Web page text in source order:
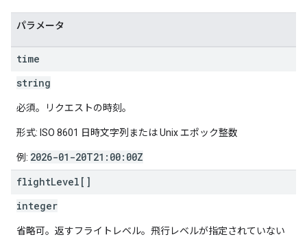
パラメータ
time
string
必須。リクエストの時刻。
形式: ISO 8601 日時文字列または Unix エポック整数
例: 2026-01-20T21:00:00Z
flightLevel[]
integer
省略可。返すフライトレベル。飛行レベルが指定されていない